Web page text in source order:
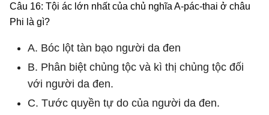
Câu 16: Tội ác lớn nhất của chủ nghĩa A-pác-thai ở châu
Phi là gì?
A. Bóc lột tàn bạo người da đen
B. Phân biệt chủng tộc và kì thị chủng tộc đối
với người da đen.
C. Tước quyền tự do của người da đen.